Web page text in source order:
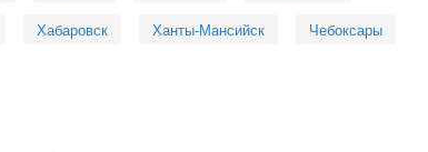
Хабаровск Ханты-Мансийск
Чебоксары